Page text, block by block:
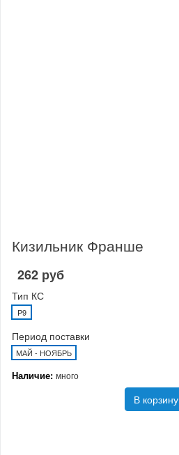
Кизильник Франше
262 руб
Тип КС
P9
Период поставки
МАЙ - НОЯБРЬ
Наличие: много
В корзину